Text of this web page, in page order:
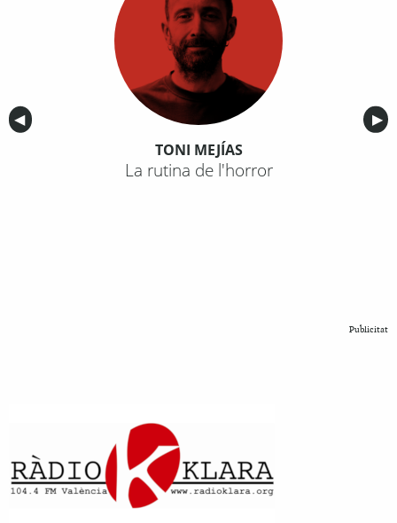
Anterior
◀︎ ▶︎
TONI MEJÍAS
La rutina de l'horror
Publicitat